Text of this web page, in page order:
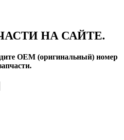
НА САЙТЕ.
OEM (оригинальный) номер